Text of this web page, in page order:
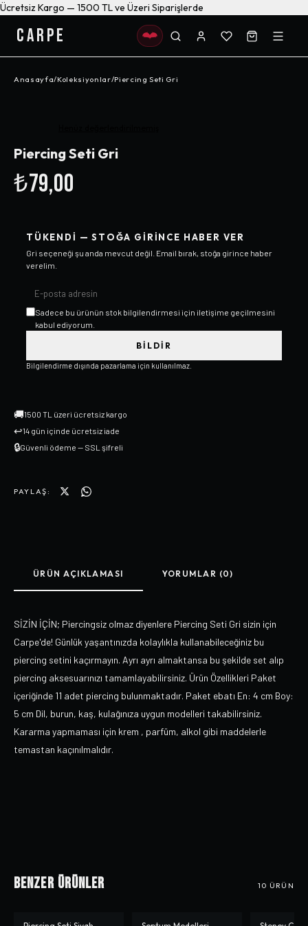
Ücretsiz Kargo — 1500 TL ve Üzeri Siparişlerde
CARPE
Anasayfa/Koleksiyonlar/Piercing Seti Gri
Piercing Seti Gri
₺79,00
TÜKENDI — STOĞA GIRINCE HABER VER
Gri seçeneği şu anda mevcut değil. Email bırak, stoğa girince haber
verelim.
Sadece bu ürünün stok bilgilendirmesi için iletişime geçilmesini
kabul ediyorum.
BILDIR
Bilgilendirme dışında pazarlama için kullanılmaz.
🚚1500 TL üzeri ücretsiz kargo
↩14 gün içinde ücretsiz iade
🔒Güvenli ödeme — SSL şifreli
PAYLAŞ:
ÜRÜN AÇIKLAMASI YORUMLAR (0)
SİZİN İÇİN; Piercingsiz olmaz diyenlere Piercing Seti Gri sizin için
Carpe'de! Günlük yaşantınızda kolaylıkla kullanabileceğiniz bu
piercing setini kaçırmayın. Ayrı ayrı almaktansa bu şekilde set alıp
piercing aksesuarınızı tamamlayabilirsiniz. Ürün Özellikleri Paket
içeriğinde 11 adet piercing bulunmaktadır. Paket ebatı En: 4 cm Boy:
5 cm Dil, burun, kaş, kulağınıza uygun modelleri takabilirsiniz.
Kararma yapmaması için krem , parfüm, alkol gibi maddelerle
temastan kaçınılmalıdır.
Benzer Ürünler 10 ÜRÜN